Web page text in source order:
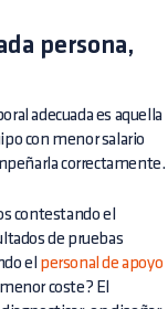
persona,
adecuada es aquella
con menor salario
correctamente.
contestando el
de pruebas
el personal de apoyo
coste? El